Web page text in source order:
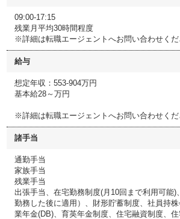
09:00-17:15
残業月平均30時間程度
※詳細は転職エージェントへお問い合わせくだ
給与
想定年収：553-904万円
基本給28～万円
※詳細は転職エージェントへお問い合わせくだ
諸手当
通勤手当
家族手当
残業手当
出張手当、在宅勤務制度(月10回まで利用可能)
勤務した後に適用）、財形貯蓄制度、社員持
業年金(DB)、育英年金制度、住宅融資制度、